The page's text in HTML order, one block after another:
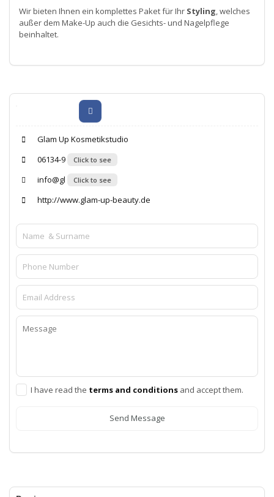
Wir bieten Ihnen ein komplettes Paket für Ihr Styling, welches
außer dem Make-Up auch die Gesichts- und Nagelpflege
beinhaltet.
Glam Up Kosmetikstudio
06134-9
Click to see
info@gl Click to see
http://www.glam-up-beauty.de
I have read the terms and conditions and accept them.
Send Message